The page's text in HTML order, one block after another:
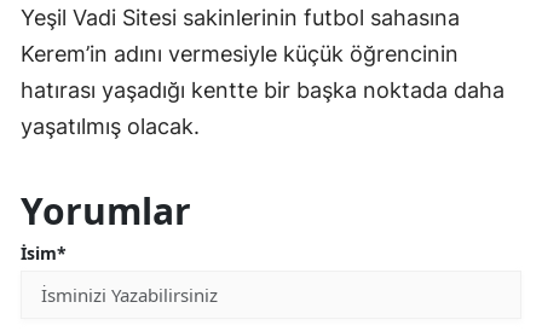
Yeşil Vadi Sitesi sakinlerinin futbol sahasına
Kerem’in adını vermesiyle küçük öğrencinin
hatırası yaşadığı kentte bir başka noktada daha
yaşatılmış olacak.
Yorumlar
İsim*